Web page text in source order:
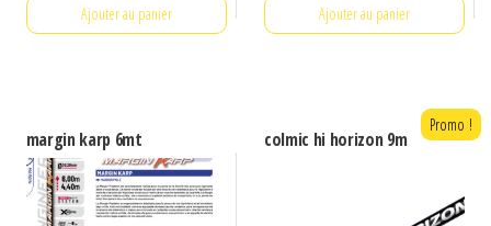
initial
Ajouter au panier Ajouter au panier
margin karp 6mt colmic hi horizon 9m
Promo !